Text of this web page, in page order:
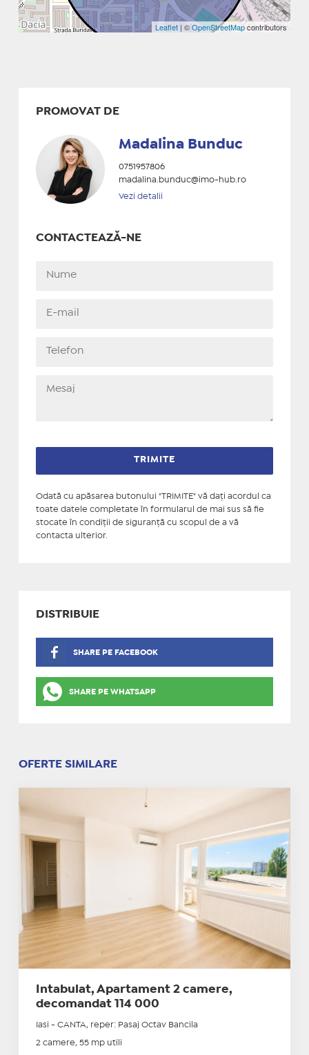
Leaflet | ©OpenStreetMapcontributors
PROMOVAT DE
Madalina Bunduc
0751957806
madalina.bunduc@imo-hub.ro
Vezi detalii
CONTACTEAZĂ-NE
Odată cu apăsarea butonului "TRIMITE" vă daţi acordul ca
toate datele completate în formularul de mai sus să fie
stocate în condiţii de siguranţă cu scopul de a vă
contacta ulterior.
DISTRIBUIE
SHARE PE FACEBOOK
SHARE PE WHATSAPP
OFERTE SIMILARE
Intabulat, Apartament 2 camere,
decomandat 114 000
Iasi - CANTA, reper: Pasaj Octav Bancila
2 camere, 55 mp utili